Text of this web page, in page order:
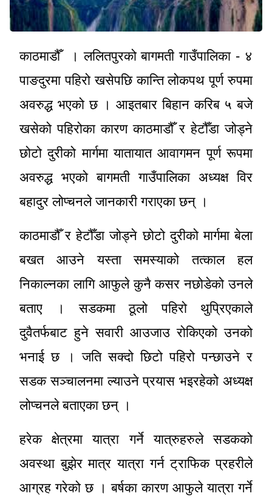
काठमाडौँ । ललितपुरको बागमती गाउँपालिका - ४
पाङदुरमा पहिरो खसेपछि कान्ति लोकपथ पूर्ण रुपमा
अवरुद्ध भएको छ । आइतबार बिहान करिब ५ बजे
खसेको पहिरोका कारण काठमाडौँ र हेटौँडा जोड्ने
छोटो दुरीको मार्गमा यातायात आवागमन पूर्ण रूपमा
अवरुद्ध भएको बागमती गाउँपालिका अध्यक्ष विर
बहादुर लोप्चनले जानकारी गराएका छन् ।
काठमाडौँ र हेटौँडा जोड्ने छोटो दुरीको मार्गमा बेला
बखत आउने यस्ता समस्याको तत्काल हल
निकाल्नका लागि आफुले कुनै कसर नछोडेको उनले
बताए । सडकमा ठूलो पहिरो थुप्रिएकाले
दुवैतर्फबाट हुने सवारी आउजाउ रोकिएको उनको
भनाई छ । जति सक्दो छिटो पहिरो पन्छाउने र
सडक सञ्चालनमा ल्याउने प्रयास भइरहेको अध्यक्ष
लोप्चनले बताएका छन् ।
हरेक क्षेत्रमा यात्रा गर्ने यात्रुहरुले सडकको
अवस्था बुझेर मात्र यात्रा गर्न ट्राफिक प्रहरीले
आग्रह गरेको छ । बर्षका कारण आफुले यात्रा गर्ने